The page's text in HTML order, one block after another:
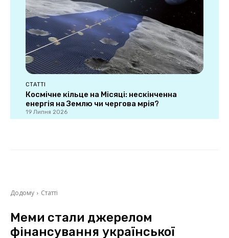
СТАТТІ
Космічне кільце на Місяці: нескінченна
енергія на Землю чи чергова мрія?
19 Липня 2026